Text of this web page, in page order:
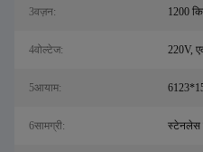
3वज़न: 1200
4वोल्टेज: 220V,
5आयाम:
6सामग्री: स्टेनलेस